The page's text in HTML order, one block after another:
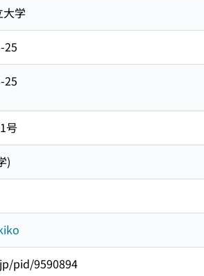
学
25
25
号
)
pid/9590894